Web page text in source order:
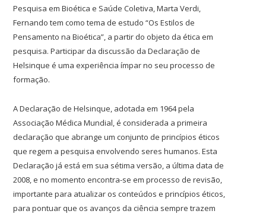
Pesquisa em Bioética e Saúde Coletiva, Marta Verdi,
Fernando tem como tema de estudo “Os Estilos de
Pensamento na Bioética”, a partir do objeto da ética em
pesquisa. Participar da discussão da Declaração de
Helsinque é uma experiência ímpar no seu processo de
formação.
A Declaração de Helsinque, adotada em 1964 pela
Associação Médica Mundial, é considerada a primeira
declaração que abrange um conjunto de princípios éticos
que regem a pesquisa envolvendo seres humanos. Esta
Declaração já está em sua sétima versão, a última data de
2008, e no momento encontra-se em processo de revisão,
importante para atualizar os conteúdos e princípios éticos,
para pontuar que os avanços da ciência sempre trazem